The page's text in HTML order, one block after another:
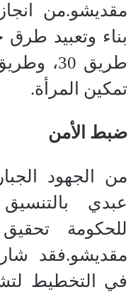
مقديشو.من
بناء وتعبيد
طريق
تمكين المرأة.
ضبط الأمن
من الجهود
عبدي
للحكومة
مقديشو.فقد
في التخطيط